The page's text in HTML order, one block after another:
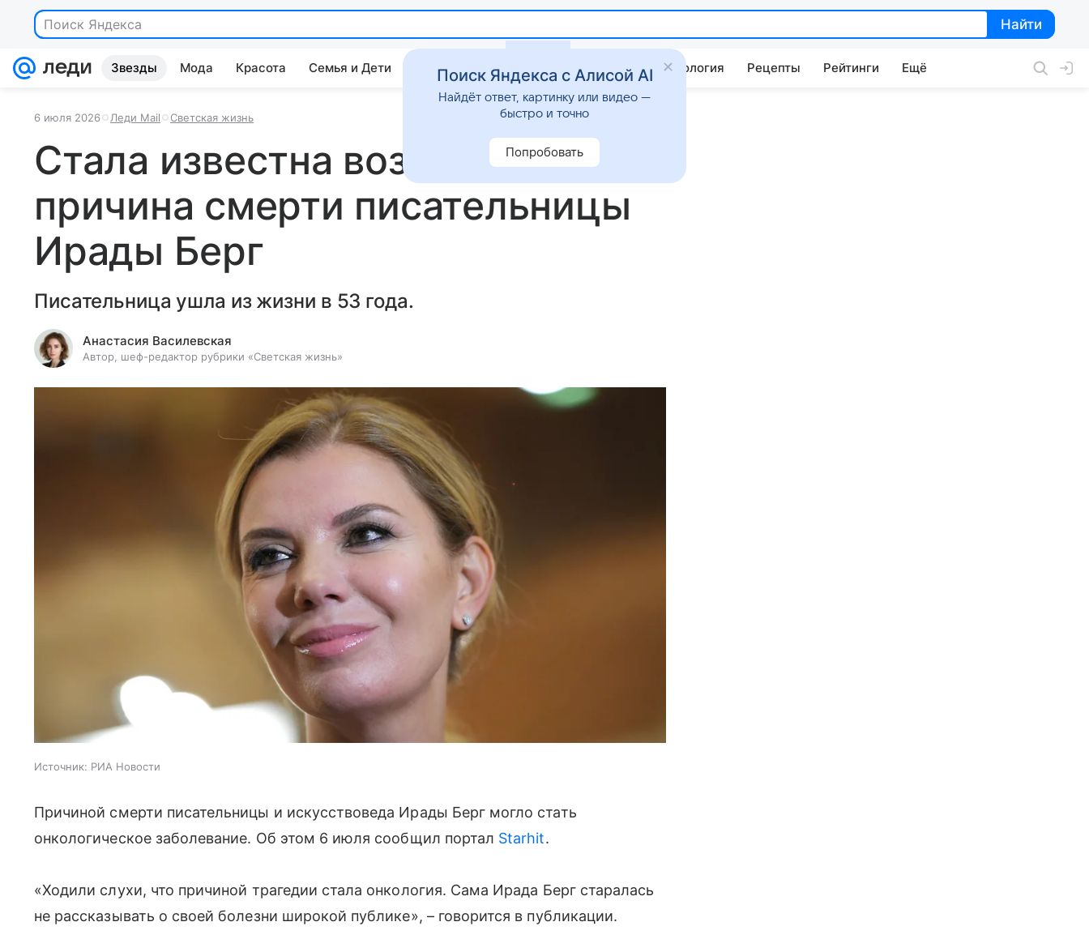
Найти
Найти
Звезды Мода Красота Семья и Дети Дом Гороскопы Стиль жизни Психология Рецепты Рейтинги Ещё
6 июля 2026 Леди Mail Светская жизнь
Стала известна возможная
причина смерти писательницы
Ирады Берг
Писательница ушла из жизни в 53 года.
Анастасия Василевская
Автор, шеф-редактор рубрики «Светская жизнь»
Источник: РИА Новости
Причиной смерти писательницы и искусствоведа Ирады Берг могло стать
онкологическое заболевание. Об этом 6 июля сообщил портал Starhit.
«Ходили слухи, что причиной трагедии стала онкология. Сама Ирада Берг старалась
не рассказывать о своей болезни широкой публике», – говорится в публикации.
Поиск Яндекса с Алисой AI
Найдёт ответ, картинку или видео —
быстро и точно
Попробовать